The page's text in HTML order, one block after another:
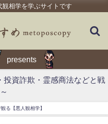
観相学を学ぶサイトです
presents
る【悪人観相学】